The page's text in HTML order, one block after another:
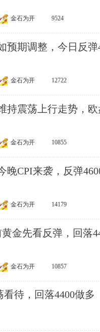
金石为开 9524
预期调整，今日反弹
金石为开 12722
持震荡上行走势，
金石为开 10855
晚CPI来袭，反弹
金石为开 14179
黄金先看反弹，回落
金石为开 10857
待，回落4400做多